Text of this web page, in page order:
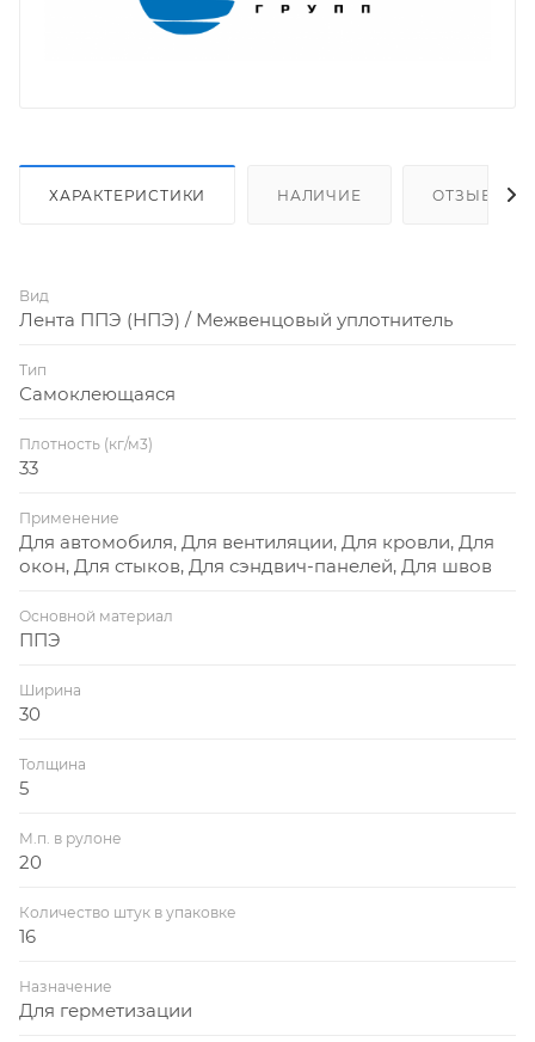
ХАРАКТЕРИСТИКИ НАЛИЧИЕ ОТЗЫВЫ
Вид
Лента ППЭ (НПЭ) / Межвенцовый уплотнитель
Тип
Самоклеющаяся
Плотность (кг/м3)
33
Применение
Для автомобиля, Для вентиляции, Для кровли, Для
окон, Для стыков, Для сэндвич-панелей, Для швов
Основной материал
ППЭ
Ширина
30
Толщина
5
М.п. в рулоне
20
Количество штук в упаковке
16
Назначение
Для герметизации